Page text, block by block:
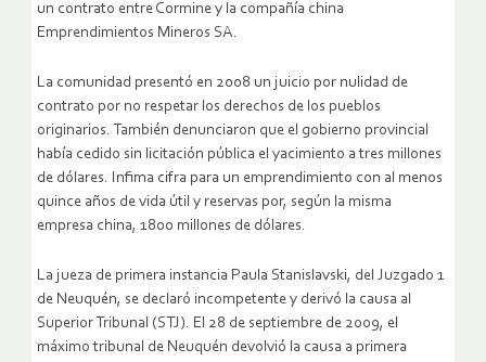
un contrato entre Cormine y la compañía china
Emprendimientos Mineros SA.
La comunidad presentó en 2008 un juicio por nulidad de
contrato por no respetar los derechos de los pueblos
originarios. También denunciaron que el gobierno provincial
había cedido sin licitación pública el yacimiento a tres millones
de dólares. Infima cifra para un emprendimiento con al menos
quince años de vida útil y reservas por, según la misma
empresa china, 1800 millones de dólares.
La jueza de primera instancia Paula Stanislavski, del Juzgado 1
de Neuquén, se declaró incompetente y derivó la causa al
Superior Tribunal (STJ). El 28 de septiembre de 2009, el
máximo tribunal de Neuquén devolvió la causa a primera